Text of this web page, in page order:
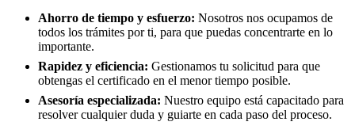
Ahorro de tiempo y esfuerzo: Nosotros nos ocupamos de
todos los trámites por ti, para que puedas concentrarte en lo
importante.
Rapidez y eficiencia: Gestionamos tu solicitud para que
obtengas el certificado en el menor tiempo posible.
Asesoría especializada: Nuestro equipo está capacitado para
resolver cualquier duda y guiarte en cada paso del proceso.